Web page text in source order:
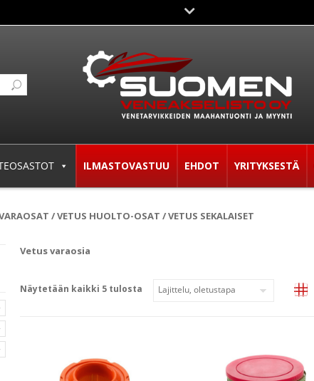
ILMASTOVASTUU EHDOT YRITYKSESTÄ
/VETUS HUOLTO-OSAT / VETUS SEKALAISET
Vetus varaosia
Näytetään kaikki 5 tulosta